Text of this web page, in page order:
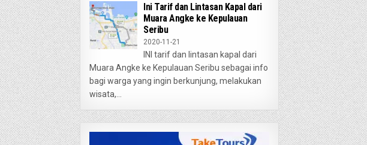
Ini Tarif dan Lintasan Kapal dari
Muara Angke ke Kepulauan
Seribu
2020-11-21
INI tarif dan lintasan kapal dari
Muara Angke ke Kepulauan Seribu sebagai info
bagi warga yang ingin berkunjung, melakukan
wisata,...